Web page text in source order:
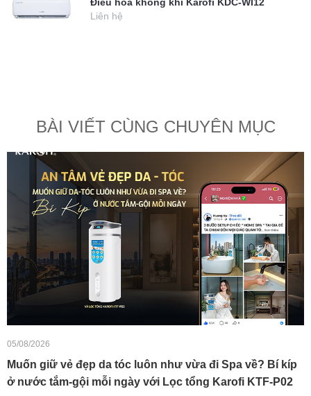
Điều hòa không khí Karofi KDC-WI12
Liên hệ
BÀI VIẾT CÙNG CHUYÊN MỤC
05/08/2026
Muốn giữ vẻ đẹp da tóc luôn như vừa đi Spa về? Bí kíp
ở nước tắm-gội mỗi ngày với Lọc tổng Karofi KTF-P02